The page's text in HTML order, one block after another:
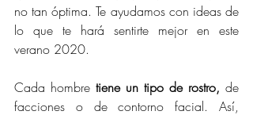
no tan óptima. Te ayudamos con ideas de
lo que te hará sentirte mejor en este
verano 2020.
Cada hombre tiene un tipo de rostro, de